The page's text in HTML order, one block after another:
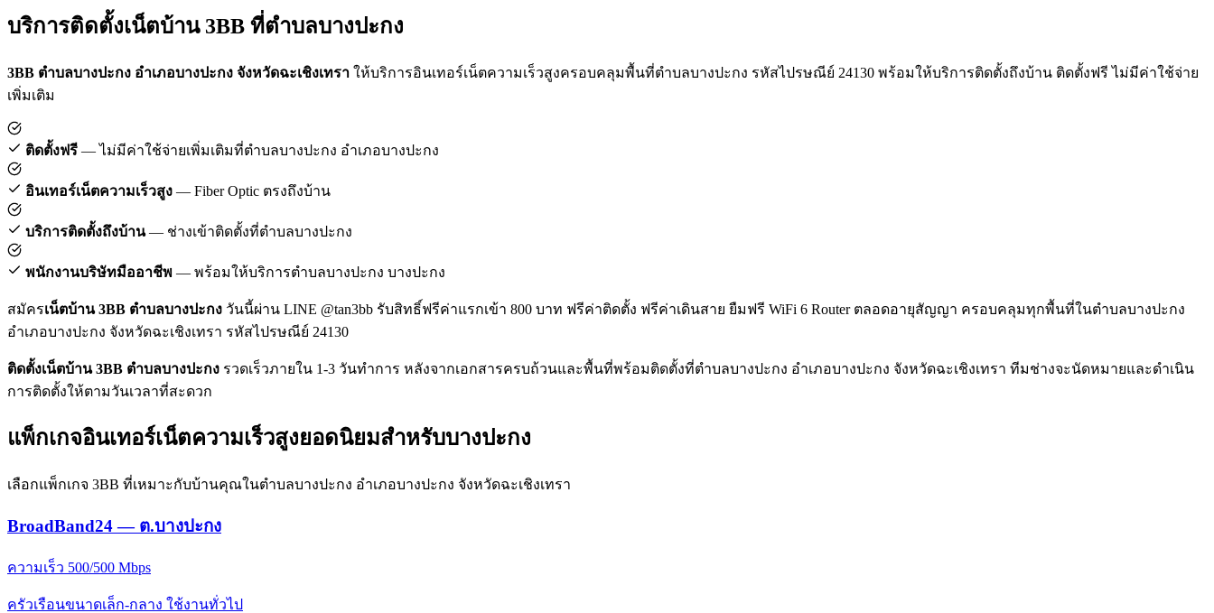
บริการติดตั้งเน็ตบ้าน 3BB ที่ตำบลบางปะกง
3BB ตำบลบางปะกง อำเภอบางปะกง จังหวัดฉะเชิงเทรา ให้บริการอินเทอร์เน็ตความเร็วสูงครอบคลุมพื้นที่ตำบลบางปะกง รหัสไปรษณีย์ 24130 พร้อมให้บริการติดตั้งถึงบ้าน ติดตั้งฟรี ไม่มีค่าใช้จ่าย
เพิ่มเติม
ติดตั้งฟรี — ไม่มีค่าใช้จ่ายเพิ่มเติมที่ตำบลบางปะกง อำเภอบางปะกง
อินเทอร์เน็ตความเร็วสูง — Fiber Optic ตรงถึงบ้าน
บริการติดตั้งถึงบ้าน— ช่างเข้าติดตั้งที่ตำบลบางปะกง
พนักงานบริษัทมืออาชีพ — พร้อมให้บริการตำบลบางปะกง บางปะกง
สมัครเน็ตบ้าน 3BB ตำบลบางปะกง วันนี้ผ่าน LINE @tan3bb รับสิทธิ์ฟรีค่าแรกเข้า 800 บาท ฟรีค่าติดตั้ง ฟรีค่าเดินสาย ยืมฟรี WiFi 6 Router ตลอดอายุสัญญา ครอบคลุมทุกพื้นที่ในตำบลบางปะกง
อำเภอบางปะกง จังหวัดฉะเชิงเทรา รหัสไปรษณีย์ 24130
ติดตั้งเน็ตบ้าน 3BB ตำบลบางปะกง รวดเร็วภายใน 1-3 วันทำการ หลังจากเอกสารครบถ้วนและพื้นที่พร้อมติดตั้งที่ตำบลบางปะกง อำเภอบางปะกง จังหวัดฉะเชิงเทรา ทีมช่างจะนัดหมายและดำเนิน
การติดตั้งให้ตามวันเวลาที่สะดวก
แพ็กเกจอินเทอร์เน็ตความเร็วสูงยอดนิยมสำหรับบางปะกง
เลือกแพ็กเกจ 3BB ที่เหมาะกับบ้านคุณในตำบลบางปะกง อำเภอบางปะกง จังหวัดฉะเชิงเทรา
BroadBand24 — ต.บางปะกง
ความเร็ว 500/500 Mbps
ครัวเรือนขนาดเล็ก-กลาง ใช้งานทั่วไป